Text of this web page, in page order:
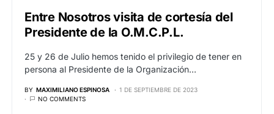
Entre Nosotros visita de cortesía del
Presidente de la O.M.C.P.L.
25 y 26 de Julio hemos tenido el privilegio de tener en
persona al Presidente de la Organización…
BY MAXIMILIANO ESPINOSA
1 DE SEPTIEMBRE DE 2023
NO COMMENTS